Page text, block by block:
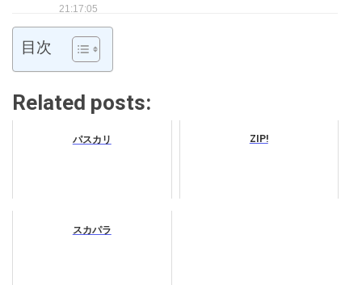
21:17:05
目次
Related posts:
パスカリ ZIP!
スカパラ